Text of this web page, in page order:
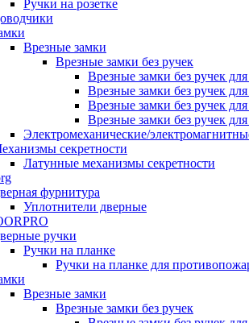
Ручки на розетке
Врезные замки
Врезные замки без ручек
Врезные замки без ручек
Врезные замки без ручек
Врезные замки без ручек
Врезные замки без ручек
Электромеханические/
секретности
Латунные механизмы секретности
фурнитура
Уплотнители дверные
ручки
Ручки на планке
Ручки на планке для
Врезные замки
Врезные замки без ручек